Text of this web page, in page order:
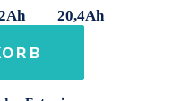
20,4Ah